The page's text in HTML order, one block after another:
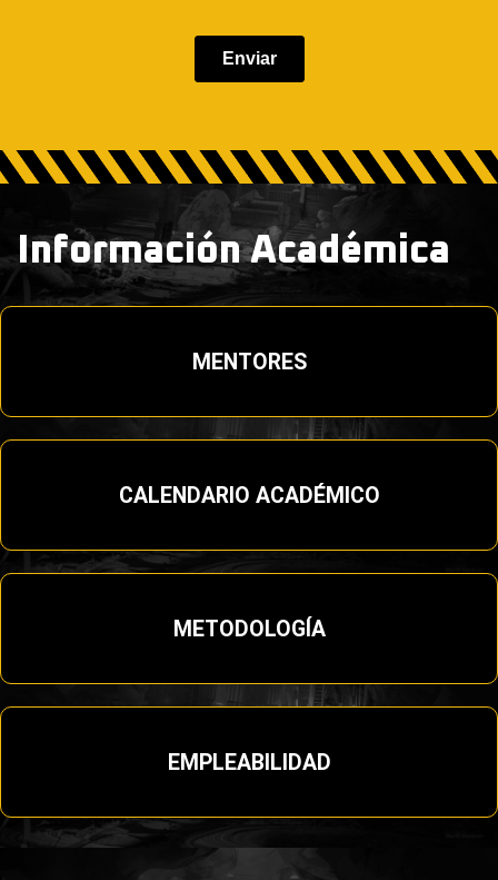
Información Académica
MENTORES
CALENDARIO ACADÉMICO
METODOLOGÍA
EMPLEABILIDAD